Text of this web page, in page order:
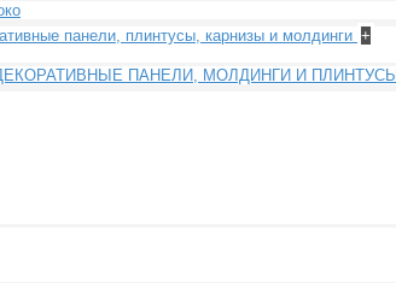
панели, плинтусы, карнизы и молдинги +
ДЕКОРАТИВНЫЕ ПАНЕЛИ, МОЛДИНГИ И ПЛИНТУСЫ